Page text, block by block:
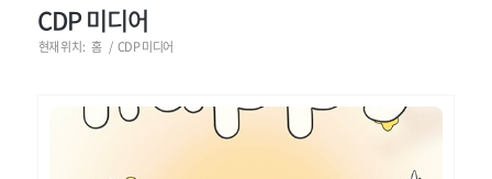
CDP 미디어
현재 위치: 홈 / CDP 미디어